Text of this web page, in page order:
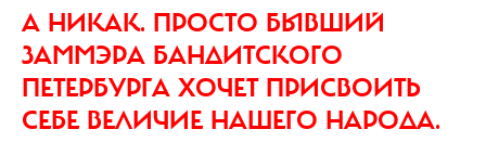
А НИКАК. ПРОСТО БЫВШИЙ
ЗАММЭРА БАНДИТСКОГО
ПЕТЕРБУРГА ХОЧЕТ ПРИСВОИТЬ
СЕБЕ ВЕЛИЧИЕ НАШЕГО НАРОДА.